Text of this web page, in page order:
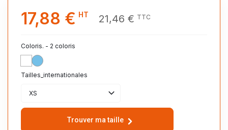
17,88 € HT 21,46 € TTC
Coloris. - 2 coloris
BLANC_102
CIEL_220
Tailles_internationales
XS
Trouver ma taille